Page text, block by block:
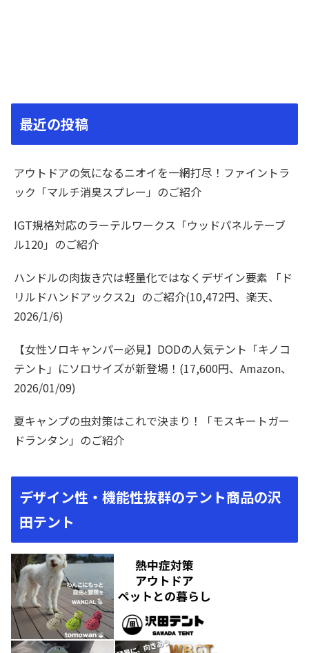
最近の投稿
アウトドアの気になるニオイを一網打尽！ファイントラ
ック「マルチ消臭スプレー」のご紹介
IGT規格対応のラーテルワークス「ウッドパネルテーブ
ル120」のご紹介
ハンドルの肉抜き穴は軽量化ではなくデザイン要素 「ド
リルドハンドアックス2」のご紹介(10,472円、楽天、
2026/1/6)
【女性ソロキャンパー必見】DODの人気テント「キノコ
テント」にソロサイズが新登場！(17,600円、Amazon、
2026/01/09)
夏キャンプの虫対策はこれで決まり！「モスキートガー
ドランタン」のご紹介
デザイン性・機能性抜群のテント商品の沢
田テント